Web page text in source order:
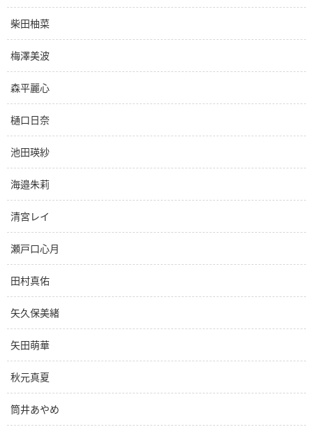
柴田柚菜
梅澤美波
森平麗心
樋口日奈
池田瑛紗
海邉朱莉
清宮レイ
瀬戸口心月
田村真佑
矢久保美緒
矢田萌華
秋元真夏
筒井あやめ